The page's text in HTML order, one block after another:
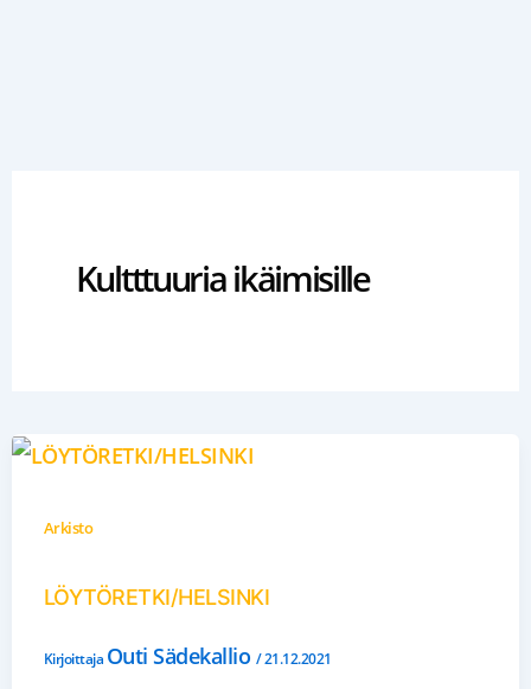
Kultttuuria ikäimisille
Arkisto
LÖYTÖRETKI/HELSINKI
Kirjoittaja Outi Sädekallio /21.12.2021